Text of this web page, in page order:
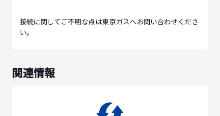
接続に関してご不明な点は東京ガスへお問い合わせくださ
い。
関連情報